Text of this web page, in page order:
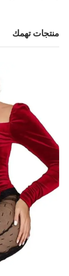
منتجات تهمك